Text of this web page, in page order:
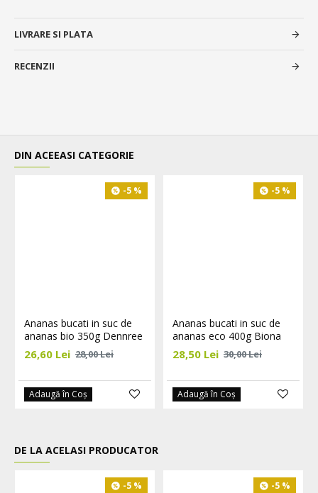
LIVRARE SI PLATA
RECENZII
DIN ACEEASI CATEGORIE
-5 %
Ananas bucati in suc de
ananas bio 350g Dennree
26,60 Lei 28,00 Lei
Adaugă în Coş
-5 %
Ananas bucati in suc de
ananas eco 400g Biona
28,50 Lei 30,00 Lei
Adaugă în Coş
DE LA ACELASI PRODUCATOR
-5 % -5 %